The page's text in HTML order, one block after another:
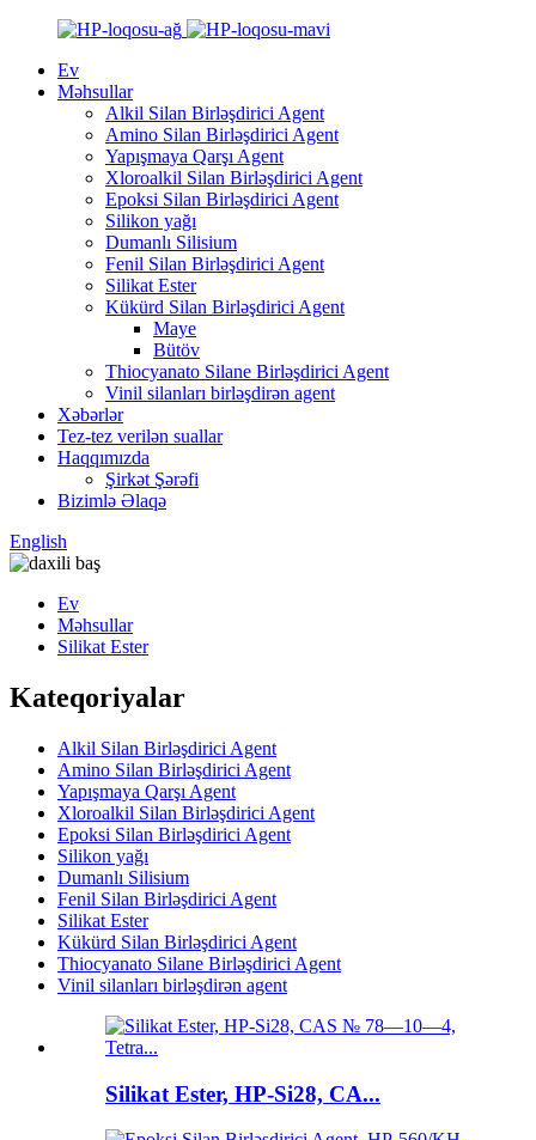
Ev
Məhsullar
Alkil Silan Birləşdirici Agent
Amino Silan Birləşdirici Agent
Yapışmaya Qarşı Agent
Xloroalkil Silan Birləşdirici Agent
Epoksi Silan Birləşdirici Agent
Silikon yağı
Dumanlı Silisium
Fenil Silan Birləşdirici Agent
Silikat Ester
Kükürd Silan Birləşdirici Agent
Maye
Bütöv
Thiocyanato Silane Birləşdirici Agent
Vinil silanları birləşdirən agent
Xəbərlər
Tez-tez verilən suallar
Haqqımızda
Şirkət Şərəfi
Bizimlə Əlaqə
English
Ev
Məhsullar
Silikat Ester
Kateqoriyalar
Alkil Silan Birləşdirici Agent
Amino Silan Birləşdirici Agent
Yapışmaya Qarşı Agent
Xloroalkil Silan Birləşdirici Agent
Epoksi Silan Birləşdirici Agent
Silikon yağı
Dumanlı Silisium
Fenil Silan Birləşdirici Agent
Silikat Ester
Kükürd Silan Birləşdirici Agent
Thiocyanato Silane Birləşdirici Agent
Vinil silanları birləşdirən agent
Silikat Ester, HP-Si28, CA...